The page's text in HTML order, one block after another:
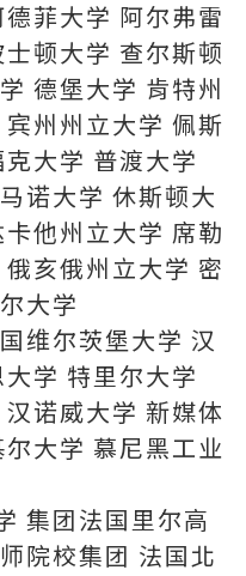
菲大学 阿尔弗雷
顿大学 查尔斯顿
德堡大学 肯特州
州州立大学 佩斯
大学 普渡大学
诺大学 休斯顿大
他州立大学 席勒
亥俄州立大学 密
大学
维尔茨堡大学 汉
学 特里尔大学
诺威大学 新媒体
大学 慕尼黑工业
集团法国里尔高
院校集团 法国北